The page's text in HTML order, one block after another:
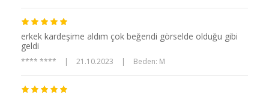
erkek kardeşime aldım çok beğendi görselde olduğu gibi
geldi
**** **** | 21.10.2023 | Beden: M